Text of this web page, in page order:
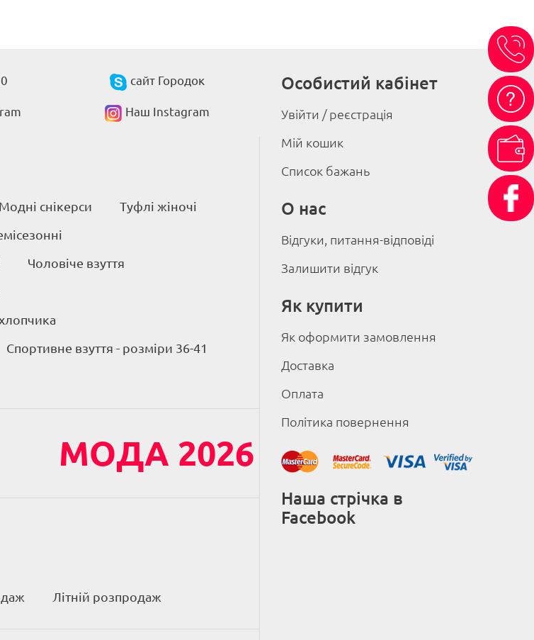
сайт Городок
Наш Instagram
Модні снікерси
Туфлі жіночі
Чоловіче взуття
Спортивне взуття - розміри 36-41
МОДА 2026
Літній розпродаж
Особистий кабінет
Увійти / реєстрація
Мій кошик
Список бажань
О нас
Відгуки, питання-відповіді
Залишити відгук
Як купити
Як оформити замовлення
Доставка
Оплата
Політика повернення
Наша стрічка в
Facebook